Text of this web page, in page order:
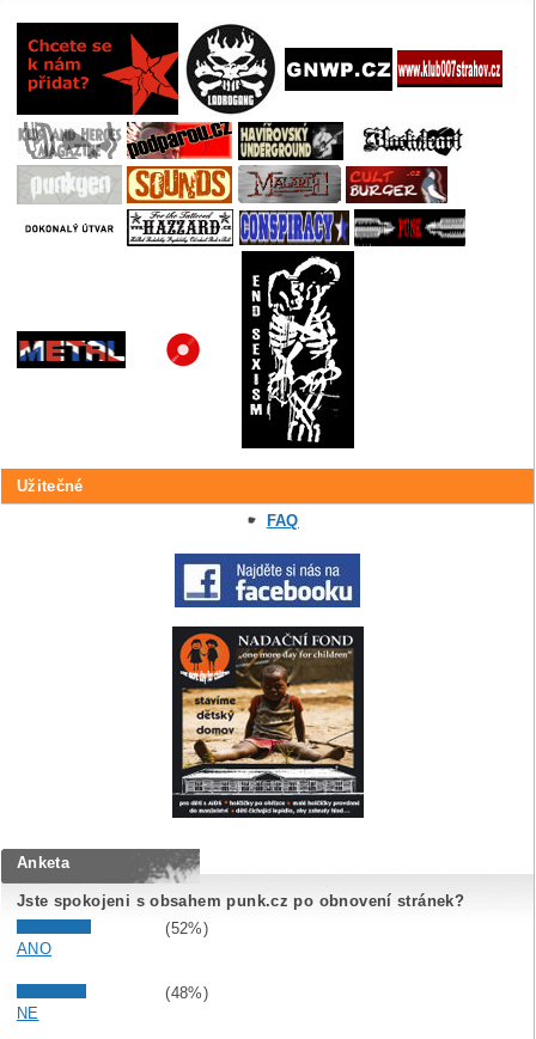
Užitečné
FAQ
Anketa
Jste spokojeni s obsahem punk.cz po obnovení stránek?
(52%)
ANO
(48%)
NE